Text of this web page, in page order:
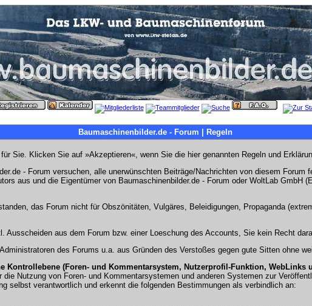
Baumaschinenbilder.de - Forum | Regeln
Sie. Klicken Sie auf »Akzeptieren«, wenn Sie die hier genannten Regeln und
- Forum versuchen, alle unerwünschten Beiträge/Nachrichten von diesem
aus und die Eigentümer von Baumaschinenbilder.de - Forum oder WoltLab
das Forum nicht für Obszönitäten, Vulgäres, Beleidigungen, Propaganda
aus dem Forum bzw. einer Loeschung des Accounts, Sie kein Recht
des Forums u.a. aus Gründen des Verstoßes gegen gute Sitten ohne
Kontrollebene (Foren- und Kommentarsystem, Nutzerprofil-Funktion, WebLinks
Nutzung von Foren- und Kommentarsystemen und anderen Systemen zur
selbst verantwortlich und erkennt die folgenden Bestimmungen als verbindlich an: